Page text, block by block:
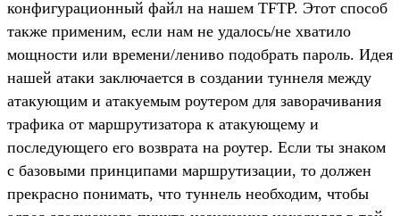
конфигурационный файл на нашем TFTP. Этот способ
также применим, если нам не удалось/не хватило
мощности или времени/лениво подобрать пароль. Идея
нашей атаки заключается в создании туннеля между
атакующим и атакуемым роутером для заворачивания
трафика от маршрутизатора к атакующему и
последующего его возврата на роутер. Если ты знаком
с базовыми принципами маршрутизации, то должен
прекрасно понимать, что туннель необходим, чтобы